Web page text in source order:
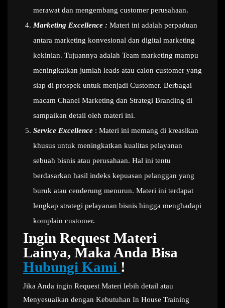
merawat dan mengembang customer perusahaan.
Marketing Excellence : Materi ini adalah perpaduan
antara marketing konvesional dan digital marketing
kekinian. Tujuannya adalah Team marketing mampu
meningkatkan jumlah leads atau calon customer yang
siap di prospek untuk menjadi Customer. Berbagai
macam Chanel Marketing dan Strategi Branding di
sampaikan detail oleh materi ini.
Service Excellence : Materi ini memang di kreasikan
khusus untuk meningkatkan kualitas pelayanan
sebuah bisnis atau perusahaan. Hal ini tentu
berdasarkan hasil indeks kepuasan pelanggan yang
buruk atau cenderung menurun. Materi ini terdapat
lengkap strategi pelayanan bisnis hingga menghadapi
komplain customer.
Ingin Request Materi
Lainya, Maka Anda Bisa
Hubungi Kami !
Jika Anda ingin Request Materi lebih detail atau
Menyesuaikan dengan Kebutuhan In House Training